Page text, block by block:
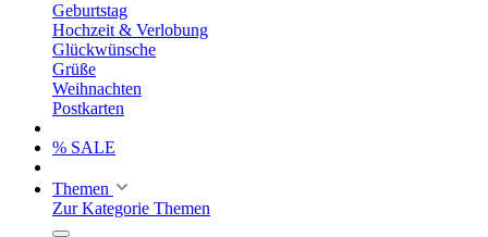
Geburtstag
Hochzeit & Verlobung
Glückwünsche
Grüße
Weihnachten
Postkarten
% SALE
Themen
Zur Kategorie Themen